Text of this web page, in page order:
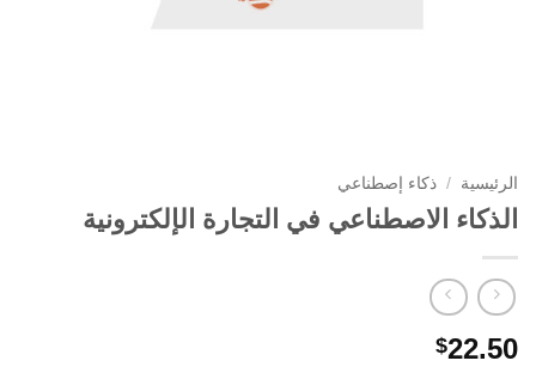
الرئيسية / ذكاء إصطناعي
الذكاء الاصطناعي في التجارة الإلكترونية
$22.50